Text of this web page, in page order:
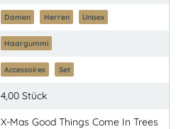
Damen Herren Unisex
Haargummi
Accessoires Set
4,00 Stück
X-Mas Good Things Come In Trees